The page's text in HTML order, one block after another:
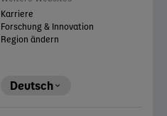
Karriere
Forschung & Innovation
Region ändern
Deutsch